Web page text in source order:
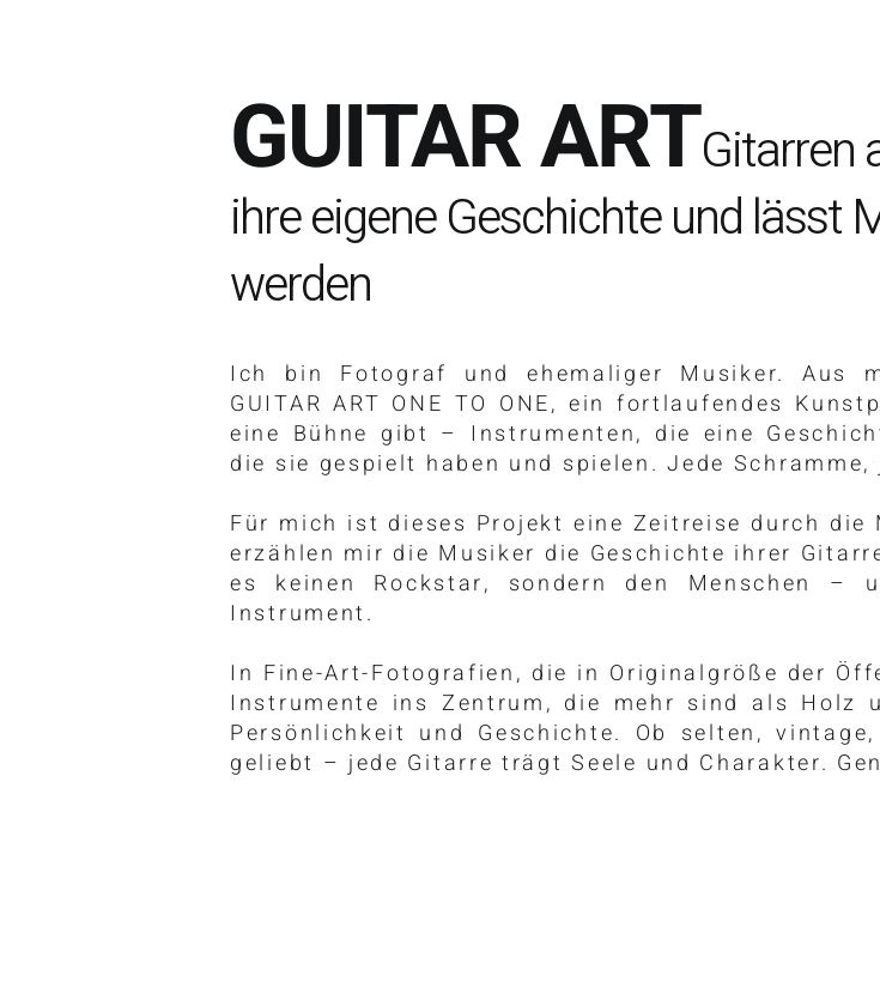
GUITAR ARTGitarren
ihre eigene Geschichte und lässt
werden
Ich bin Fotograf und ehemaliger Musiker. Aus
GUITAR ART ONE TO ONE, ein fortlaufendes
eine Bühne gibt – Instrumenten, die eine
die sie gespielt haben und spielen. Jede
Für mich ist dieses Projekt eine Zeitreise durch
erzählen mir die Musiker die Geschichte ihrer
es keinen Rockstar, sondern den Menschen –
Instrument.
In Fine-Art-Fotografien, die in Originalgröße der
Instrumente ins Zentrum, die mehr sind als Holz
Persönlichkeit und Geschichte. Ob selten,
geliebt – jede Gitarre trägt Seele und Charakter.